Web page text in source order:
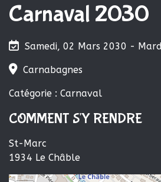
Carnaval 2030
Samedi, 02 Mars 2030 -
Carnabagnes
Catégorie : Carnaval
COMMENT S'Y RENDRE
St-Marc
1934 Le Châble